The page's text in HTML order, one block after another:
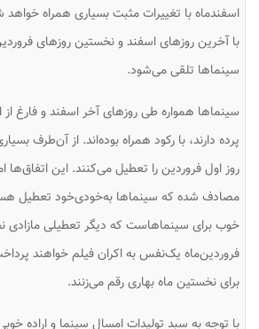
اسفندماه با تغییرات مثبت بسیاری همراه
با آخرین روزهای اسفند و نخستین روزهای
سینماها تلقی می‌شود.
سینماها همواره طی روزهای آخر اسفند و فارغ از
پرده دارند، با رکود همراه بوده‌اند. از آن‌طرف
روز اول فروردین را تعطیل می‌کنند. این
مصادف شده که سینماها به‌خودی‌خود تعطیل
خوب برای سینماهاست که دیگر تعطیلی مازادی
فروردین‌ماه یک‌نفس به اکران فیلم خواهند
برای نخستین ماه بهاری رقم می‌زنند.
با توجه به سبد تولیدات امسال سینما و اراده